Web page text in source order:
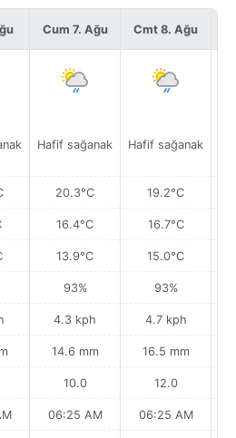
Cum 7. Ağu
Hafif sağanak
20.3°C
16.4°C
13.9°C
93%
4.3 kph
14.6 mm
10.0
06:25 AM
Cmt 8. Ağu
Hafif sağanak
19.2°C
16.7°C
15.0°C
93%
4.7 kph
16.5 mm
12.0
06:25 AM